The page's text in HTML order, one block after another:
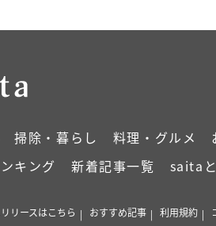
掃除・暮らし 料理・グルメ
キング 新着記事一覧 saita
リースはこちら おすすめ記事 利用規約